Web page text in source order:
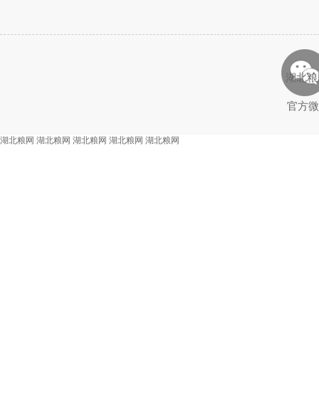
湖北
官方
湖北粮网 湖北粮网 湖北粮网 湖北粮网 湖北粮网